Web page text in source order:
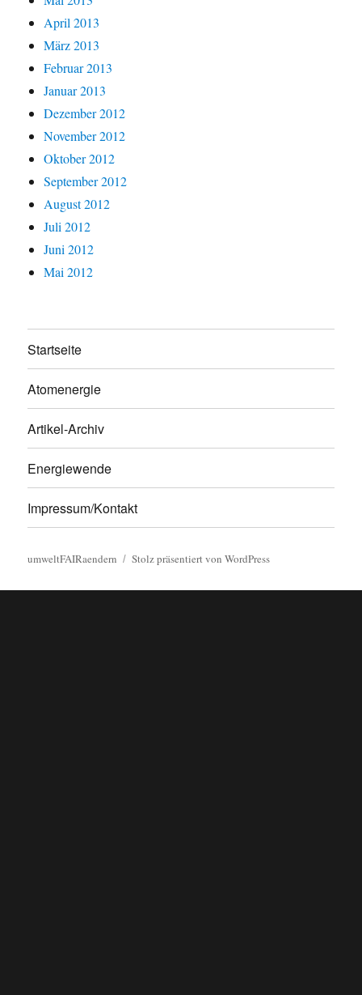
April 2013
März 2013
Februar 2013
Januar 2013
Dezember 2012
November 2012
Oktober 2012
September 2012
August 2012
Juli 2012
Juni 2012
Mai 2012
Startseite
Atomenergie
Artikel-Archiv
Energiewende
Impressum/Kontakt
umweltFAIRaendern Stolz präsentiert von WordPress